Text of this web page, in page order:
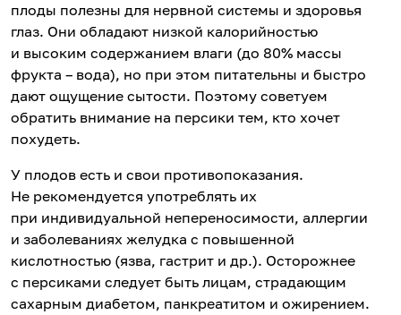
плоды полезны для нервной системы и здоровья
глаз. Они обладают низкой калорийностью
и высоким содержанием влаги (до 80% массы
фрукта – вода), но при этом питательны и быстро
дают ощущение сытости. Поэтому советуем
обратить внимание на персики тем, кто хочет
похудеть.
У плодов есть и свои противопоказания.
Не рекомендуется употреблять их
при индивидуальной непереносимости, аллергии
и заболеваниях желудка с повышенной
кислотностью (язва, гастрит и др.). Осторожнее
с персиками следует быть лицам, страдающим
сахарным диабетом, панкреатитом и ожирением.